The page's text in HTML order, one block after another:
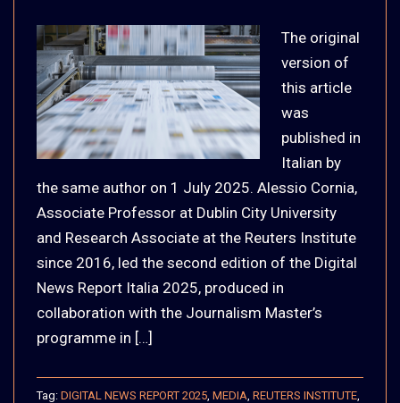
The original
version of
this article
was
published in
Italian by
the same author on 1 July 2025. Alessio Cornia,
Associate Professor at Dublin City University
and Research Associate at the Reuters Institute
since 2016, led the second edition of the Digital
News Report Italia 2025, produced in
collaboration with the Journalism Master’s
programme in […]
Tag: DIGITAL NEWS REPORT 2025 MEDIA REUTERS INSTITUTE